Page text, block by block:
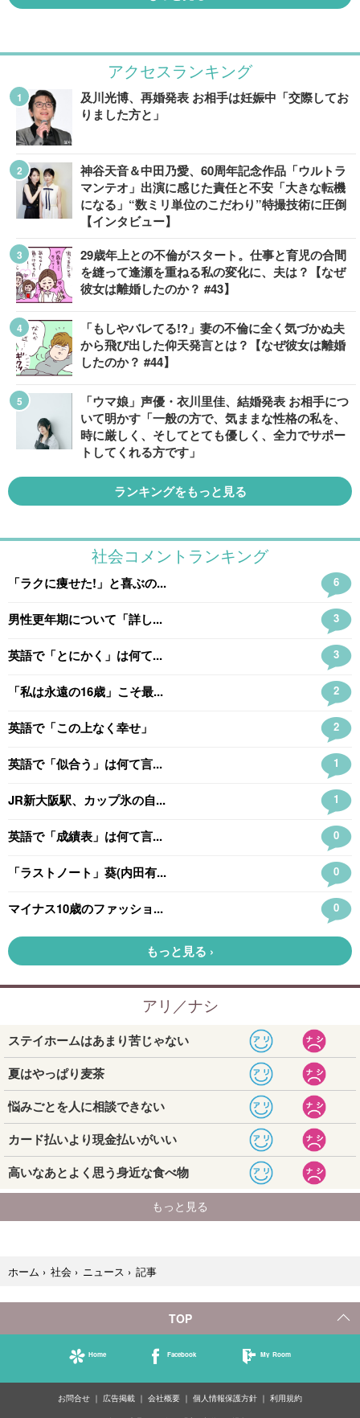
アクセスランキング
及川光博、再婚発表 お相手は妊娠中「交際してお
りました方と」
神谷天音＆中田乃愛、60周年記念作品「ウルトラ
マンテオ」出演に感じた責任と不安「大きな転機
になる」“数ミリ単位のこだわり”特撮技術に圧倒
【インタビュー】
29歳年上との不倫がスタート。仕事と育児の合間
を縫って逢瀬を重ねる私の変化に、夫は？【なぜ
彼女は離婚したのか？ #43】
「もしやバレてる!?」妻の不倫に全く気づかぬ夫
から飛び出した仰天発言とは？【なぜ彼女は離婚
したのか？ #44】
「ウマ娘」声優・衣川里佳、結婚発表 お相手につ
いて明かす「一般の方で、気ままな性格の私を、
時に厳しく、そしてとても優しく、全力でサポー
トしてくれる方です」
ランキングをもっと見る
ホーム › 社会 › ニュース › 記事
TOP
Home Facebook My Room
お問合せ 広告掲載 会社概要 個人情報保護方針 利用規約